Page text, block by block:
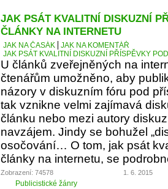
JAK PSÁT KVALITNÍ DISKUZNÍ
ČLÁNKY NA INTERNETU
JAK NA ČASÁK
JAK NA KOMENTÁŘ
JAK PSÁT KVALITNÍ DISKUZNÍ PŘÍSPĚVKY
U článků zveřejněných na
čtenářům umožněno, aby
názory v diskuzním fóru pod
tak vznikne velmi zajímavá
článku nebo mezi autory
navzájem. Jindy se bohužel
osočování… O tom, jak psát
články na internetu, se
Zobrazení: 74578 1. 6. 2015
Publicistické žánry